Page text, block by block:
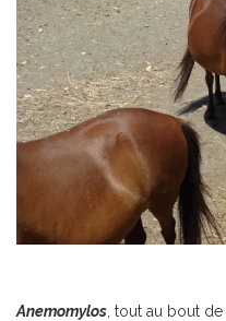
Anemomylos , tout au bout